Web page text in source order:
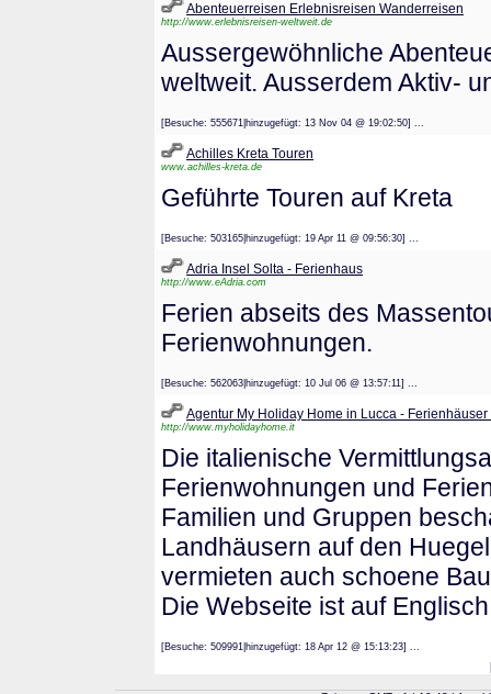
Abenteuerreisen Erlebnisreisen Wanderreisen
http://www.erlebnisreisen-weltweit.de
Aussergewöhnliche
weltweit. Ausserdem Aktiv-
[Besuche: 555671|hinzugefügt: 13 Nov 04 @ 19:02:50] ...
Achilles Kreta Touren
www.achilles-kreta.de
Geführte Touren auf Kreta
[Besuche: 503165|hinzugefügt: 19 Apr 11 @ 09:56:30] ...
Adria Insel Solta - Ferienhaus
http://www.eAdria.com
Ferien abseits des
Ferienwohnungen.
[Besuche: 562063|hinzugefügt: 10 Jul 06 @ 13:57:11] ...
Agentur My Holiday Home in Lucca - Ferienhäuser
http://www.myholidayhome.it
Die italienische
Ferienwohnungen und
Familien und Gruppen
Landhäusern auf den
vermieten auch schoene
Die Webseite ist auf
[Besuche: 509991|hinzugefügt: 18 Apr 12 @ 15:13:23] ...